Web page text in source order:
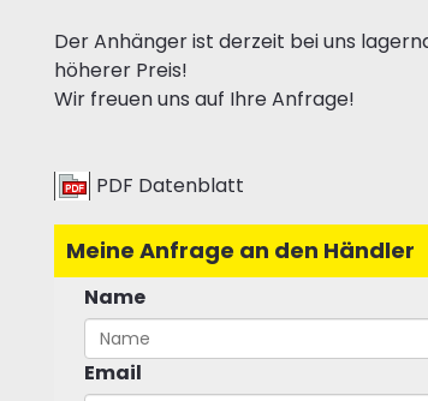
Der Anhänger ist derzeit bei uns
höherer Preis!
Wir freuen uns auf Ihre Anfrage!
PDF Datenblatt
Meine Anfrage an den Händler
Name
Email